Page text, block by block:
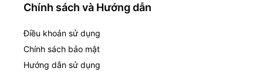
Chính sách và Hướng dẫn
Điều khoản sử dụng
Chính sách bảo mật
Hướng dẫn sử dụng